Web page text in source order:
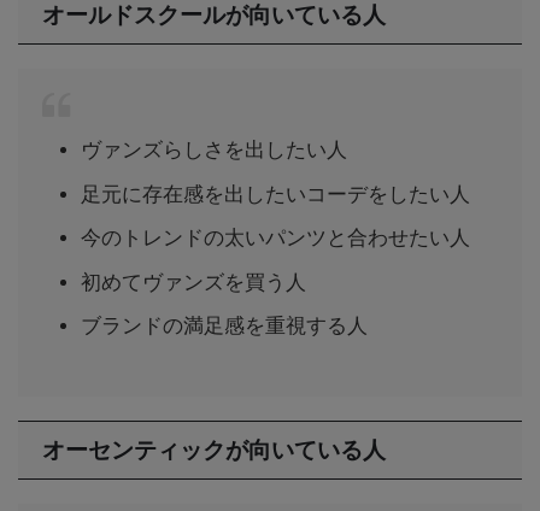
オールドスクールが向いている人
ヴァンズらしさを出したい人
足元に存在感を出したいコーデをしたい人
今のトレンドの太いパンツと合わせたい人
初めてヴァンズを買う人
ブランドの満足感を重視する人
オーセンティックが向いている人